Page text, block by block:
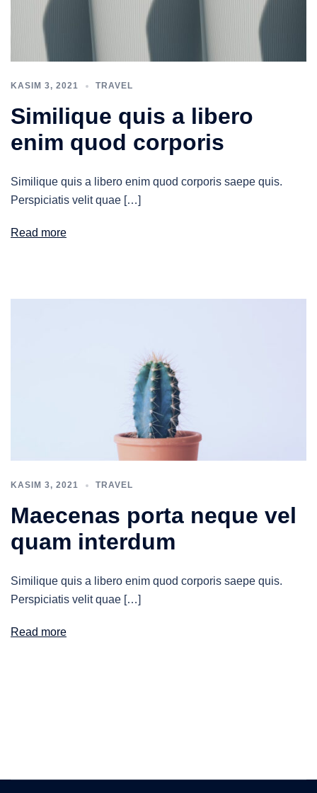
KASIM 3, 2021 TRAVEL
Similique quis a libero
enim quod corporis
Similique quis a libero enim quod corporis saepe quis.
Perspiciatis velit quae […]
Read more
KASIM 3, 2021 TRAVEL
Maecenas porta neque vel
quam interdum
Similique quis a libero enim quod corporis saepe quis.
Perspiciatis velit quae […]
Read more